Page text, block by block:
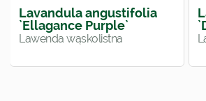
Lavandula angustifolia
`Ellagance Purple`
Lawenda wąskolistna